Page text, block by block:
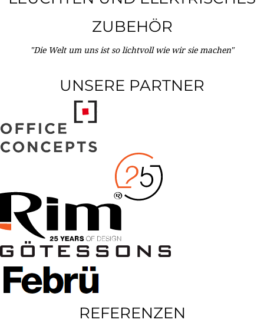
ZUBEHÖR
"Die Welt um uns ist so lichtvoll wie wir sie machen"
UNSERE PARTNER
REFERENZEN